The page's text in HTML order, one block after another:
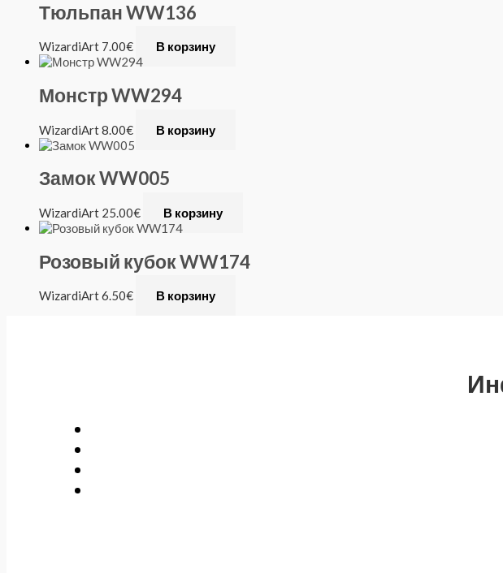
Тюльпан WW136
WizardiArt 7.00€ В корзину
Монстр WW294
WizardiArt8.00€ В корзину
Замок WW005
WizardiArt 25.00€ В корзину
Розовый кубок WW174
WizardiArt6.50€ В корзину